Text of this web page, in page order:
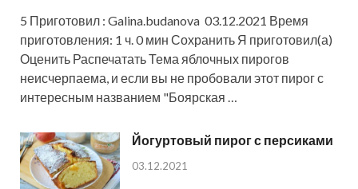
5 Приготовил : Galina.budanova 03.12.2021 Время
приготовления: 1 ч. 0 мин Сохранить Я приготовил(а)
Оценить Распечатать Тема яблочных пирогов
неисчерпаема, и если вы не пробовали этот пирог с
интересным названием "Боярская …
Йогуртовый пирог с персиками
03.12.2021